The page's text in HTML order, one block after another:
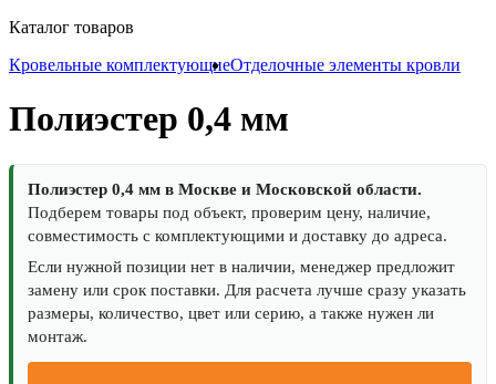
Каталог товаров
Кровельные комплектующиеОтделочные элементы кровли
Полиэстер 0,4 мм
Полиэстер 0,4 мм в Москве и Московской области.
Подберем товары под объект, проверим цену, наличие,
совместимость с комплектующими и доставку до адреса.
Если нужной позиции нет в наличии, менеджер предложит
замену или срок поставки. Для расчета лучше сразу указать
размеры, количество, цвет или серию, а также нужен ли
монтаж.